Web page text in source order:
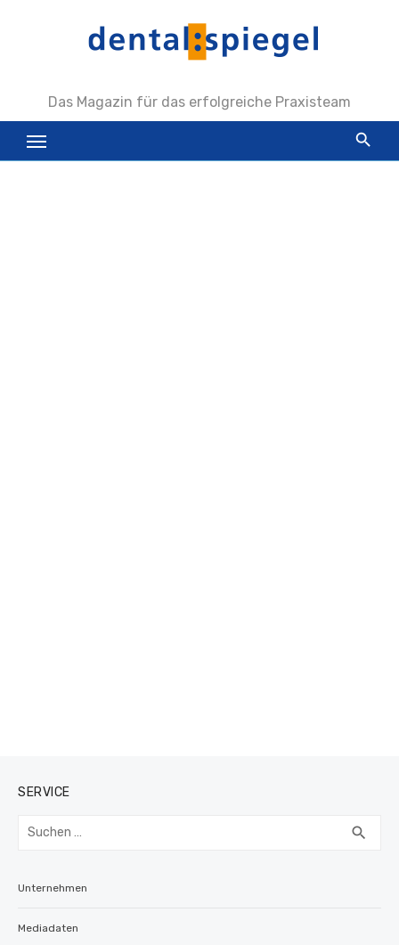
Das Magazin für das erfolgreiche Praxisteam
SERVICE
Suchen
search
Unternehmen
Mediadaten